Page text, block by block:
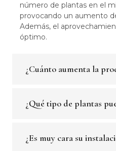
número de plantas en el
provocando un aumento
Además, el
óptimo.
¿Cuánto aumenta la
¿Qué tipo de plantas
¿Es muy cara su